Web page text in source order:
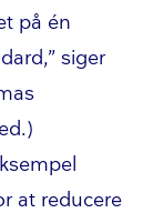
på én
siger
at reducere